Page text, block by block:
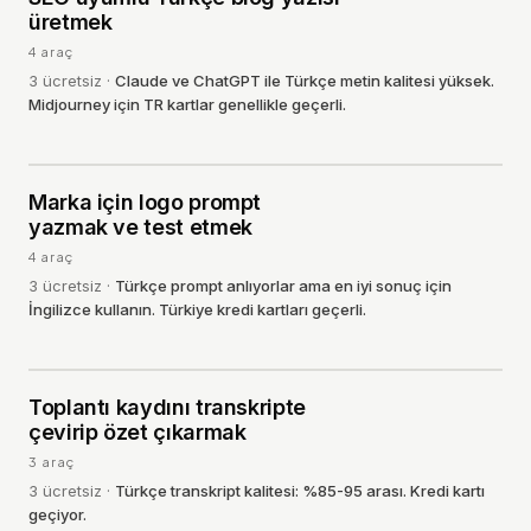
üretmek
4 araç
3 ücretsiz · Claude ve ChatGPT ile Türkçe metin kalitesi yüksek.
Midjourney için TR kartlar genellikle geçerli.
09· GÖRSEL
Marka için logo prompt
yazmak ve test etmek
4 araç
3 ücretsiz · Türkçe prompt anlıyorlar ama en iyi sonuç için
İngilizce kullanın. Türkiye kredi kartları geçerli.
10·SES
Toplantı kaydını transkripte
çevirip özet çıkarmak
3 araç
3 ücretsiz · Türkçe transkript kalitesi: %85-95 arası. Kredi kartı
geçiyor.